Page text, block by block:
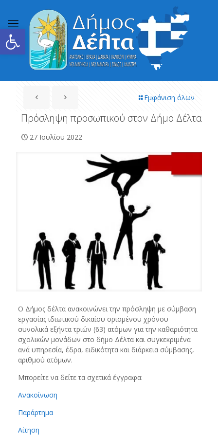
Ανοίξτε τη γραμμή εργαλείων
Εμφάνιση όλων
Πρόσληψη προσωπικού στον Δήμο Δέλτα
27 Ιουλίου 2022
Ο Δήμος δέλτα ανακοινώνει την πρόσληψη με σύμβαση
εργασίας ιδιωτικού δικαίου ορισμένου χρόνου
συνολικά εξήντα τριών (63) ατόμων για την καθαριότητα
σχολικών μονάδων στο δήμο Δέλτα και συγκεκριμένα
ανά υπηρεσία, έδρα, ειδικότητα και διάρκεια σύμβασης,
αριθμού ατόμων.
Μπορείτε να δείτε τα σχετικά έγγραφα:
Ανακοίνωση
Παράρτημα
Αίτηση